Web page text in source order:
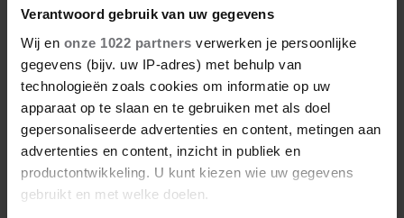
Verantwoord gebruik van uw gegevens
Wij en onze 1022 partners verwerken je persoonlijke
gegevens (bijv. uw IP-adres) met behulp van
technologieën zoals cookies om informatie op uw
apparaat op te slaan en te gebruiken met als doel
gepersonaliseerde advertenties en content, metingen aan
advertenties en content, inzicht in publiek en
productontwikkeling. U kunt kiezen wie uw gegevens
gebruikt en met welke doelen.
27 april 2026
KONING WILLEM-ALEXANDER
JARIG: ZIJN MOOISTE
PORTRETTEN DOOR DE JAREN
HEEN